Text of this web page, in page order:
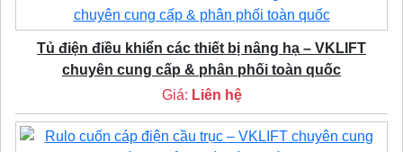
Tủ điện điều khiển các thiết bị nâng hạ – VKLIFT
chuyên cung cấp & phân phối toàn quốc
Giá: Liên hệ